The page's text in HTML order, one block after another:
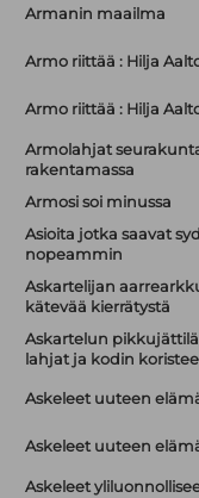
Armanin maailma
Armo riittää : Hilja
Armo riittää : Hilja
Armolahjat
rakentamassa
Armosi soi minussa
Asioita jotka saavat
nopeammin
Askartelijan
kätevää kierrätystä
Askartelun
lahjat ja kodin
Askeleet uuteen
Askeleet uuteen
Askeleet